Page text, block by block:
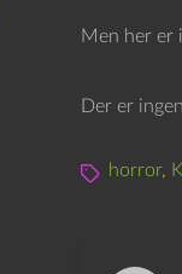
Men her er
Der er
horror,